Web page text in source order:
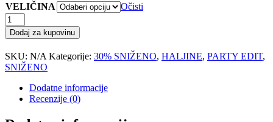
290,00 €.
VELIČINA
Očisti
HALJINA
MELLY
(KRATKA
LISTIĆI)
količina
Dodaj za kupovinu
SKU: N/A Kategorije: 30% SNIŽENO, HALJINE, PARTY EDIT,
SNIŽENO
Dodatne informacije
Recenzije (0)